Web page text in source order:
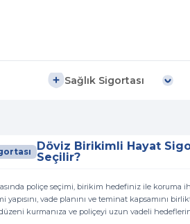
Sağlık Sigortası
Döviz Birikimli Hayat
Seçilir?
poliçe seçimi, birikim hedefiniz ile koruma
vade planını ve teminat kapsamını
kurmanıza ve poliçeyi uzun vadeli